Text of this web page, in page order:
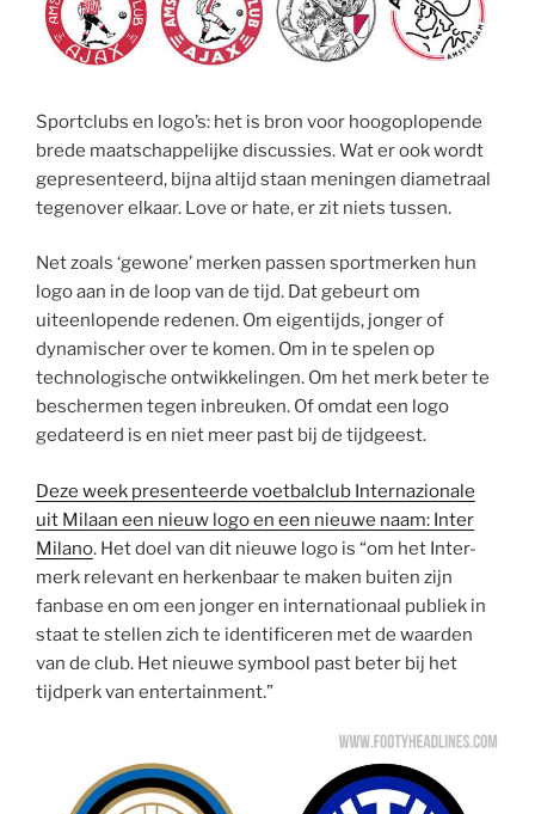
Sportclubs en logo’s: het is bron voor hoogoplopende
brede maatschappelijke discussies. Wat er ook wordt
gepresenteerd, bijna altijd staan meningen diametraal
tegenover elkaar. Love or hate, er zit niets tussen.
Net zoals ‘gewone’ merken passen sportmerken hun
logo aan in de loop van de tijd. Dat gebeurt om
uiteenlopende redenen. Om eigentijds, jonger of
dynamischer over te komen. Om in te spelen op
technologische ontwikkelingen. Om het merk beter te
beschermen tegen inbreuken. Of omdat een logo
gedateerd is en niet meer past bij de tijdgeest.
Deze week presenteerde voetbalclub Internazionale
uit Milaan een nieuw logo en een nieuwe naam: Inter
Milano. Het doel van dit nieuwe logo is “om het Inter-
merk relevant en herkenbaar te maken buiten zijn
fanbase en om een jonger en internationaal publiek in
staat te stellen zich te identificeren met de waarden
van de club. Het nieuwe symbool past beter bij het
tijdperk van entertainment.”